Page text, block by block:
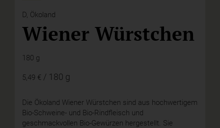
D, Ökoland
Wiener Würstchen
180 g
5,49 € / 180 g
Die Ökoland Wiener Würstchen sind aus hochwertigem
Bio-Schweine- und Bio-Rindfleisch und
geschmackvollen Bio-Gewürzen hergestellt. Sie